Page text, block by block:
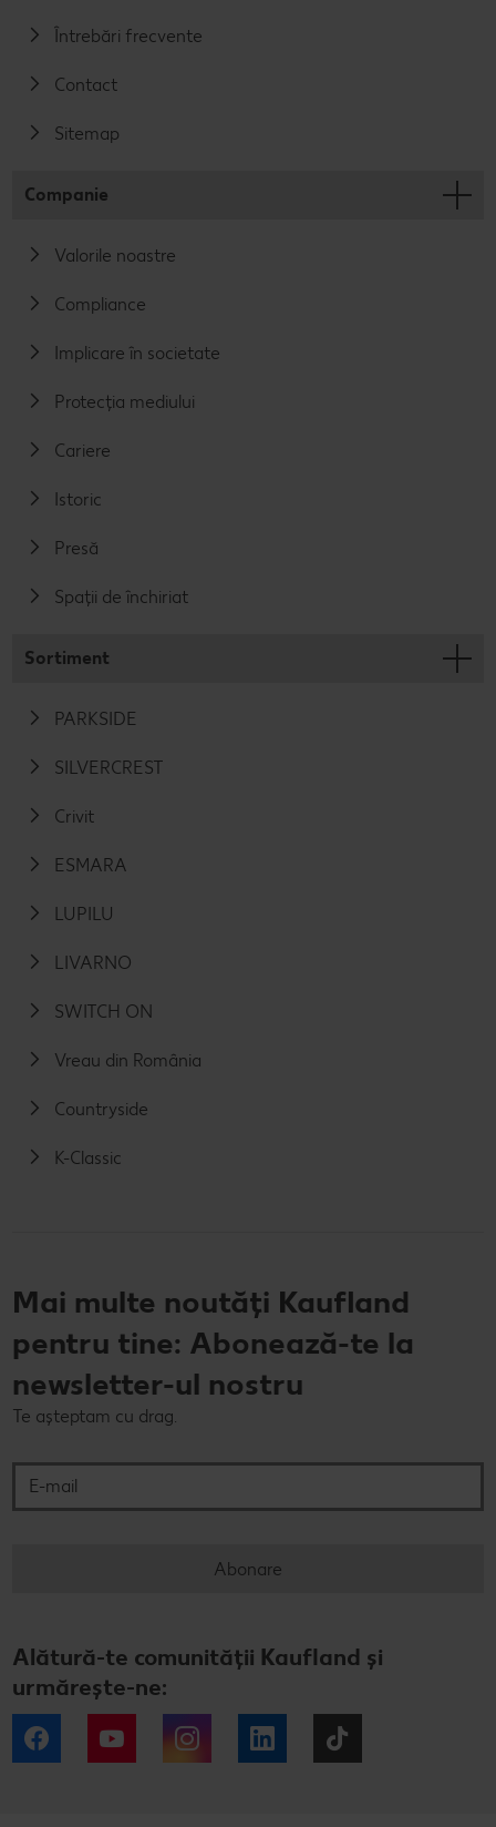
Întrebări frecvente
Contact
Sitemap
Companie
Valorile noastre
Compliance
Implicare în societate
Protecția mediului
Cariere
Istoric
Presă
Spații de închiriat
Sortiment
PARKSIDE
SILVERCREST
Crivit
ESMARA
LUPILU
LIVARNO
SWITCH ON
Vreau din România
Countryside
K-Classic
Mai multe noutăți Kaufland
pentru tine: Abonează-te la
newsletter-ul nostru
Te așteptam cu drag.
Abonare
Alătură-te comunității Kaufland și
urmărește-ne:
Facebook YouTube Instagram LinkedIn